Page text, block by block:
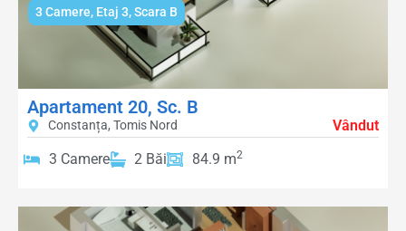
3 Camere, Etaj 3,Scara B
Apartament 20, Sc. B
Constanța, Tomis Nord
Vândut
3 Camere
2 Băi 84.9 m2